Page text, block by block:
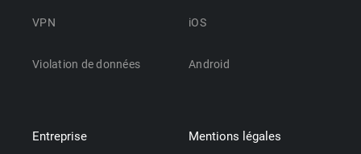
VPN
Violation de données
iOS
Android
Entreprise Mentions légales